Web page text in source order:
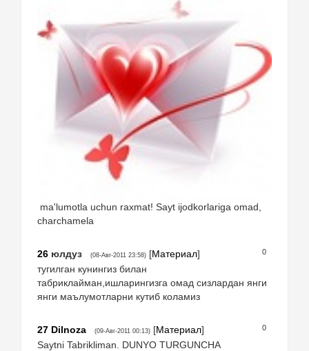
ma'lumotla uchun raxmat! Sayt ijodkorlariga omad,
charchamela
0
26 юлдуз (08-Авг-2011 23:58) [Материал]
тугилган кунингиз билан
табриклайман,ишларингизга омад сизлардан янги
янги маълумотларни кутиб коламиз
0
27 Dilnoza (09-Авг-2011 00:13) [Материал]
Saytni Tabrikliman. DUNYO TURGUNCHA